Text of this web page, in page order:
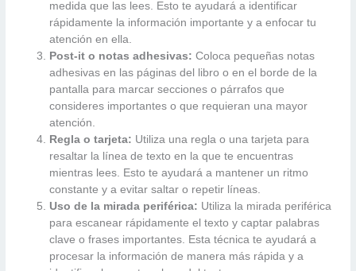
medida que las lees. Esto te ayudará a identificar
rápidamente la información importante y a enfocar tu
atención en ella.
Post-it o notas adhesivas: Coloca pequeñas notas
adhesivas en las páginas del libro o en el borde de la
pantalla para marcar secciones o párrafos que
consideres importantes o que requieran una mayor
atención.
Regla o tarjeta: Utiliza una regla o una tarjeta para
resaltar la línea de texto en la que te encuentras
mientras lees. Esto te ayudará a mantener un ritmo
constante y a evitar saltar o repetir líneas.
Uso de la mirada periférica: Utiliza la mirada periférica
para escanear rápidamente el texto y captar palabras
clave o frases importantes. Esta técnica te ayudará a
procesar la información de manera más rápida y a